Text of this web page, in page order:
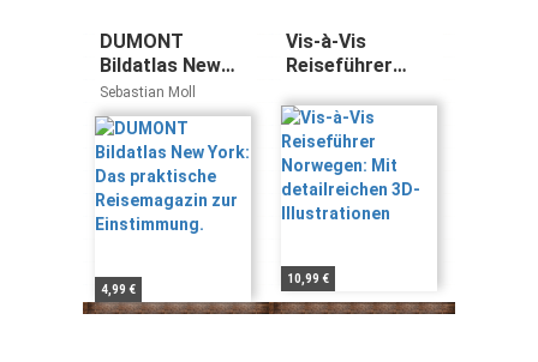
DUMONT
Bildatlas New
York: Das
praktische
Reisemagazin
zur
Einstimmung.
Sebastian Moll
4,99 €
Vis-à-Vis
Reiseführer
detailreichen
3D-Illustrationen
10,99 €